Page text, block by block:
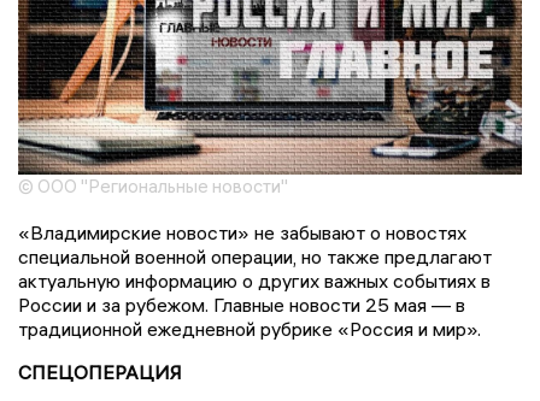
© ООО "Региональные новости"
«Владимирские новости» не забывают о новостях
специальной военной операции, но также предлагают
актуальную информацию о других важных событиях в
России и за рубежом. Главные новости 25 мая — в
традиционной ежедневной рубрике «Россия и мир».
СПЕЦОПЕРАЦИЯ